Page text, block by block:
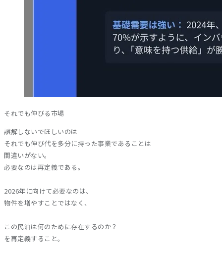
それでも伸びる市場
誤解しないでほしいのは
それでも伸び代を多分に持った事業であることは
間違いがない。
必要なのは再定義である。
2026年に向けて必要なのは、
物件を増やすことではなく、
この民泊は何のために存在するのか？
を再定義すること。